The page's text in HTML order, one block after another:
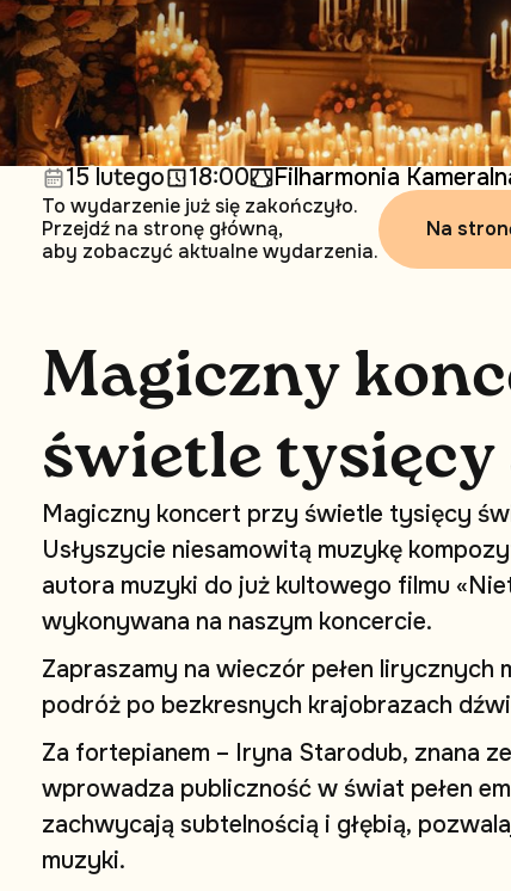
15 lutego 18:00 Filharmonia
To wydarzenie już się zakończyło.
Przejdź na stronę główną,
aby zobaczyć aktualne wydarzenia.
Na
Magiczny konc
świetle tysięcy
Magiczny koncert przy świetle tysięcy św
Usłyszycie niesamowitą muzykę kompozy
autora muzyki do już kultowego filmu «Nie
wykonywana na naszym koncercie.
Zapraszamy na wieczór pełen lirycznych
podróż po bezkresnych krajobrazach dźwi
Za fortepianem – Iryna Starodub, znana ze
wprowadza publiczność w świat pełen em
zachwycają subtelnością i głębią, pozwala
muzyki.